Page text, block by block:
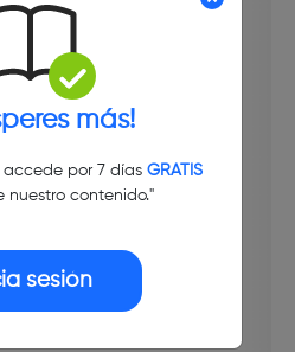
más!
por 7 días GRATIS
nuestro contenido."
sesión